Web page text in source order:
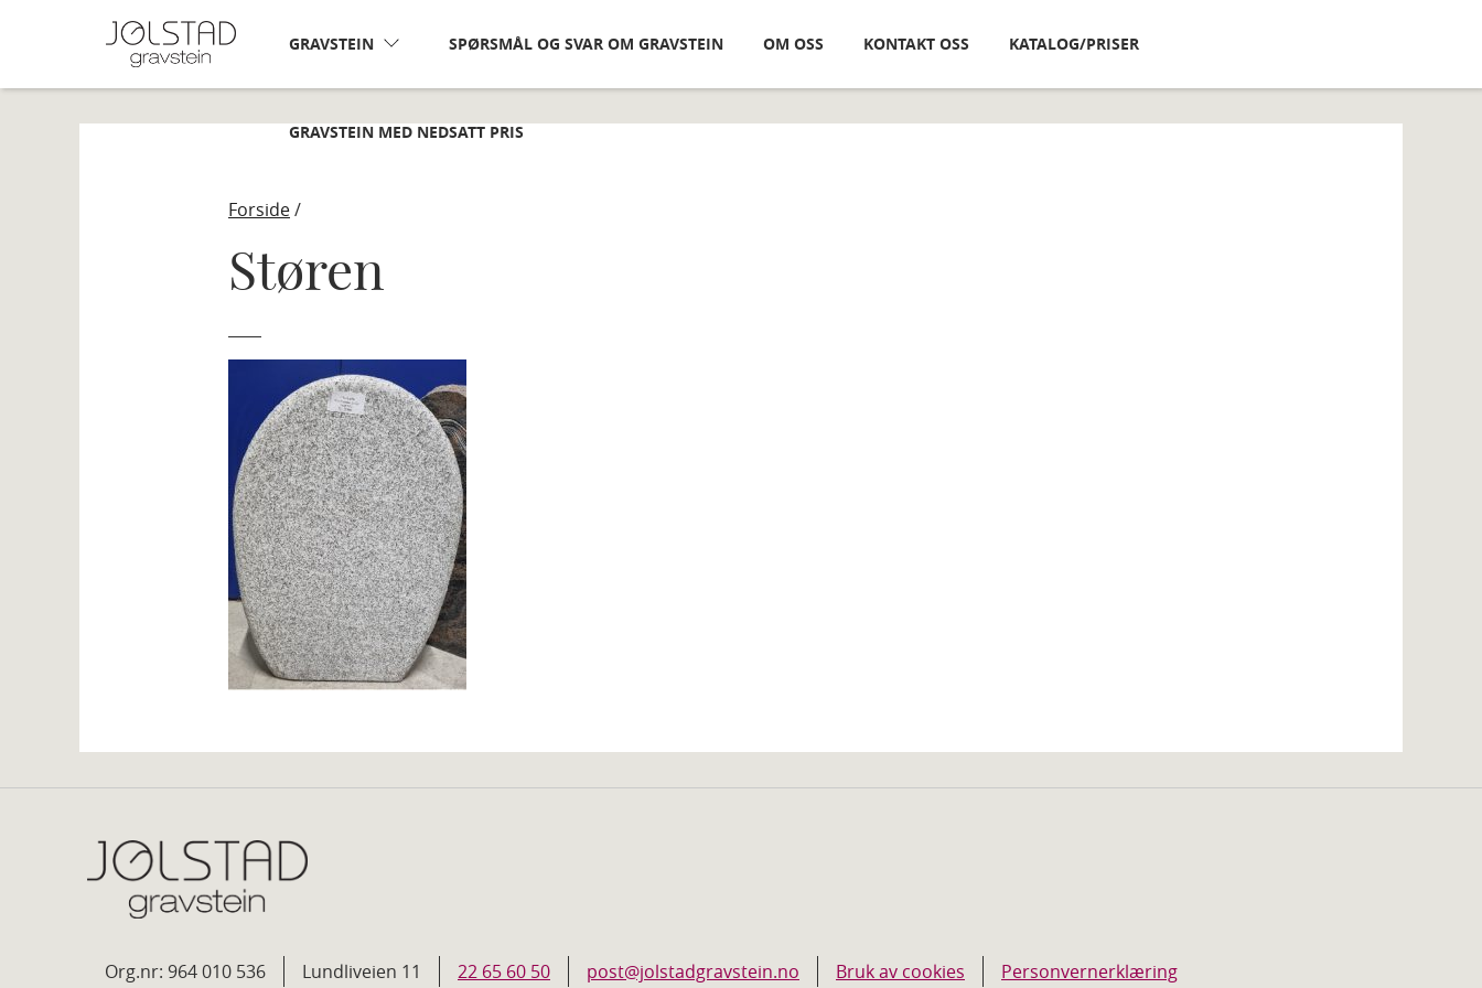
GRAVSTEIN SPØRSMÅL OG SVAR OM GRAVSTEIN OM OSS KONTAKT OSS KATALOG/PRISER
GRAVSTEIN MED NEDSATT PRIS
Forside/
Støren
Org.nr: 964 010 536 Lundliveien 11 22 65 60 50 post@jolstadgravstein.no Bruk av cookies Personvernerklæring